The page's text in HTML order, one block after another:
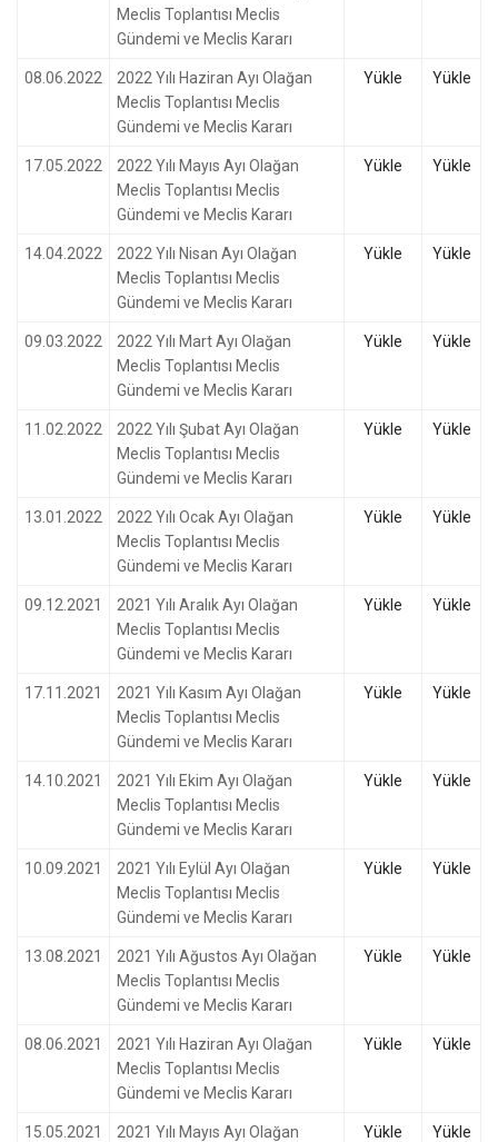
Meclis Toplantısı Meclis
Gündemi ve Meclis Kararı
08.06.2022
2022 Yılı Haziran Ayı Olağan
Meclis Toplantısı Meclis
Gündemi ve Meclis Kararı
Yükle Yükle
17.05.2022
2022 Yılı Mayıs Ayı Olağan
Meclis Toplantısı Meclis
Gündemi ve Meclis Kararı
Yükle Yükle
14.04.2022
2022 Yılı Nisan Ayı Olağan
Meclis Toplantısı Meclis
Gündemi ve Meclis Kararı
Yükle Yükle
09.03.2022
2022 Yılı Mart Ayı Olağan
Meclis Toplantısı Meclis
Gündemi ve Meclis Kararı
Yükle Yükle
11.02.2022
2022 Yılı Şubat Ayı Olağan
Meclis Toplantısı Meclis
Gündemi ve Meclis Kararı
Yükle Yükle
13.01.2022
2022 Yılı Ocak Ayı Olağan
Meclis Toplantısı Meclis
Gündemi ve Meclis Kararı
Yükle Yükle
09.12.2021
2021 Yılı Aralık Ayı Olağan
Meclis Toplantısı Meclis
Gündemi ve Meclis Kararı
Yükle Yükle
17.11.2021
2021 Yılı Kasım Ayı Olağan
Meclis Toplantısı Meclis
Gündemi ve Meclis Kararı
Yükle Yükle
14.10.2021
2021 Yılı Ekim Ayı Olağan
Meclis Toplantısı Meclis
Gündemi ve Meclis Kararı
Yükle Yükle
10.09.2021
2021 Yılı Eylül Ayı Olağan
Meclis Toplantısı Meclis
Gündemi ve Meclis Kararı
Yükle Yükle
13.08.2021
2021 Yılı Ağustos Ayı Olağan
Meclis Toplantısı Meclis
Gündemi ve Meclis Kararı
Yükle Yükle
08.06.2021
2021 Yılı Haziran Ayı Olağan
Meclis Toplantısı Meclis
Gündemi ve Meclis Kararı
Yükle Yükle
15.05.2021
2021 Yılı Mayıs Ayı Olağan
Yükle Yükle